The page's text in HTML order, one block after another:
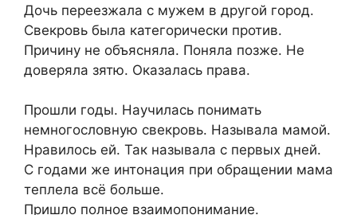
Дочь переезжала с мужем в другой город.
Свекровь была категорически против.
Причину не объясняла. Поняла позже. Не
доверяла зятю. Оказалась права.
Прошли годы. Научилась понимать
немногословную свекровь. Называла мамой.
Нравилось ей. Так называла с первых дней.
С годами же интонация при обращении мама
теплела всё больше.
Пришло полное взаимопонимание.